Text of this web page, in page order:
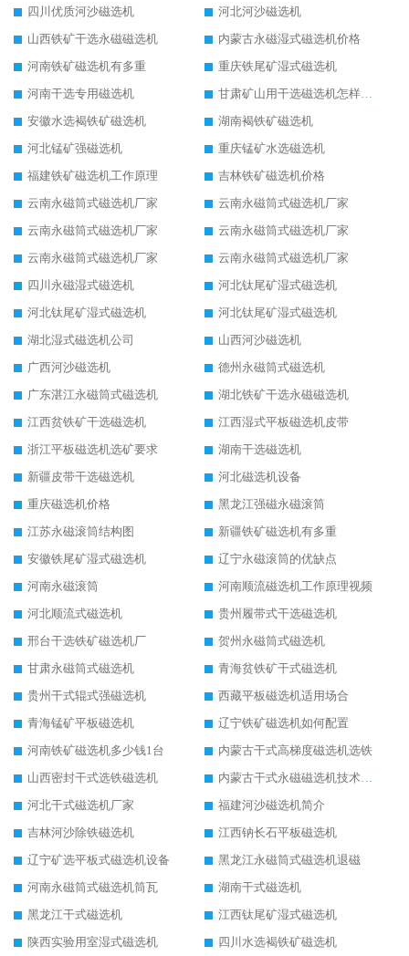
四川优质河沙磁选机
河北河沙磁选机
山西铁矿干选永磁磁选机
内蒙古永磁湿式磁选机价格
河南铁矿磁选机有多重
重庆铁尾矿湿式磁选机
河南干选专用磁选机
甘肃矿山用干选磁选机怎样调磁
安徽水选褐铁矿磁选机
湖南褐铁矿磁选机
河北锰矿强磁选机
重庆锰矿水选磁选机
福建铁矿磁选机工作原理
吉林铁矿磁选机价格
云南永磁筒式磁选机厂家
云南永磁筒式磁选机厂家
云南永磁筒式磁选机厂家
云南永磁筒式磁选机厂家
云南永磁筒式磁选机厂家
云南永磁筒式磁选机厂家
四川永磁湿式磁选机
河北钛尾矿湿式磁选机
河北钛尾矿湿式磁选机
河北钛尾矿湿式磁选机
湖北湿式磁选机公司
山西河沙磁选机
广西河沙磁选机
德州永磁筒式磁选机
广东湛江永磁筒式磁选机
湖北铁矿干选永磁磁选机
江西贫铁矿干选磁选机
江西湿式平板磁选机皮带
浙江平板磁选机选矿要求
湖南干选磁选机
新疆皮带干选磁选机
河北磁选机设备
重庆磁选机价格
黑龙江强磁永磁滚筒
江苏永磁滚筒结构图
新疆铁矿磁选机有多重
安徽铁尾矿湿式磁选机
辽宁永磁滚筒的优缺点
河南永磁滚筒
河南顺流磁选机工作原理视频
河北顺流式磁选机
贵州履带式干选磁选机
邢台干选铁矿磁选机厂
贺州永磁筒式磁选机
甘肃永磁筒式磁选机
青海贫铁矿干式磁选机
贵州干式辊式强磁选机
西藏平板磁选机适用场合
青海锰矿平板磁选机
辽宁铁矿磁选机如何配置
河南铁矿磁选机多少钱1台
内蒙古干式高梯度磁选机选铁
山西密封干式选铁磁选机
内蒙古干式永磁磁选机技术要求
河北干式磁选机厂家
福建河沙磁选机简介
吉林河沙除铁磁选机
江西钠长石平板磁选机
辽宁矿选平板式磁选机设备
黑龙江永磁筒式磁选机退磁
河南永磁筒式磁选机筒瓦
湖南干式磁选机
黑龙江干式磁选机
江西钛尾矿湿式磁选机
陕西实验用室湿式磁选机
四川水选褐铁矿磁选机